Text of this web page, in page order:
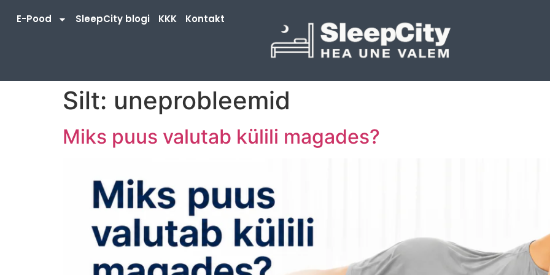
E-Pood SleepCity blogi KKK Kontakt
Silt: uneprobleemid
Miks puus valutab külili magades?